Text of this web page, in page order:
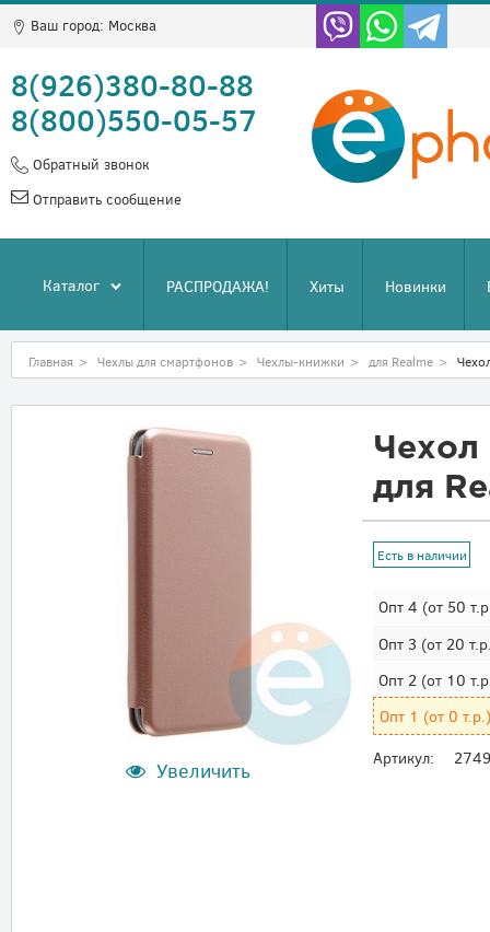
Ваш город: Москва
8(926)380-80-88
8(800)550-05-57
Обратный звонок
Отправить сообщение
Каталог РАСПРОДАЖА! Хиты Новинки
Главная > Чехлы для смартфонов > Чехлы-книжки > для Realme >
Увеличить
Чехол
для
Есть в наличии
Опт 4 (от 50
Опт 3 (от 20
Опт 2(от 10
Опт 1 (от 0 т.р.)
Артикул: